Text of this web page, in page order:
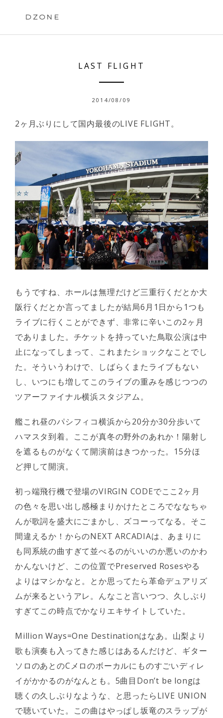
DZONE
LAST FLIGHT
2014/08/09
2ヶ月ぶりにして国内最後のLIVE FLIGHT。
もうですね、ホールは無理だけど三重行くだとか大
阪行くだとか言ってましたが結局6月1日から1つも
ライブに行くことができず、非常に辛いこの2ヶ月
でありました。チケットを持っていた鳥取公演は中
止になってしまって、これまたショックなことでし
た。そういうわけで、しばらくまたライブもない
し、いつにも増してこのライブの重みを感じつつの
ツアーファイナル横浜スタジアム。
艦これ昼のパシフィコ横浜から20分か30分歩いて
ハマスタ到着。ここが真冬の野外のあれか！陽射し
を遮るものがなくて開演前はきつかった。15分ほ
ど押して開演。
初っ端飛行機で登場のVIRGIN CODEでここ2ヶ月
の色々を思い出し感極まりかけたところでななちゃ
んが歌詞を盛大にごまかし、ズコーってなる。そこ
間違えるか！からのNEXT ARCADIAは、あまりに
も同系統の曲すぎて並べるのがいいのか悪いのかわ
かんないけど、この位置でPreserved Rosesやる
よりはマシかなと。とか思ってたら革命デュアリズ
ムが来るというアレ。んなこと言いつつ、久しぶり
すぎてこの時点でかなりエキサイトしていた。
Million Ways=One Destinationはなあ。山梨より
歌も演奏も入ってきた感じはあるんだけど、ギター
ソロのあとのCメロのボーカルにものすごいディレ
イがかかるのがなんとも。5曲目Don’t be longは
聴くの久しぶりなような、と思ったらLIVE UNION
で聴いていた。この曲はやっぱし坂竜のスラップが